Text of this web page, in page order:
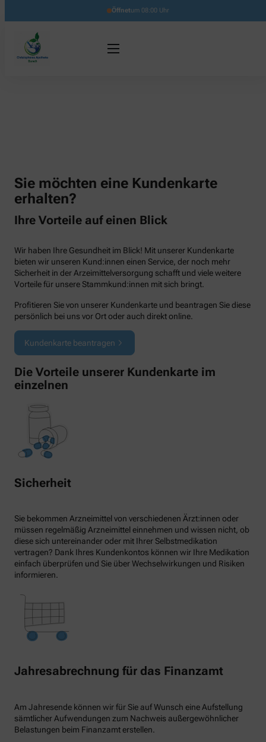
Öffnetum 08:00 Uhr
Sie möchten eine Kundenkarte
erhalten?
Ihre Vorteile auf einen Blick
Wir haben Ihre Gesundheit im Blick! Mit unserer Kundenkarte
bieten wir unseren Kund:innen einen Service, der noch mehr
Sicherheit in der Arzeimittelversorgung schafft und viele weitere
Vorteile für unsere Stammkund:innen mit sich bringt.
Profitieren Sie von unserer Kundenkarte und beantragen Sie diese
persönlich bei uns vor Ort oder auch direkt online.
Kundenkarte beantragen
Die Vorteile unserer Kundenkarte im
einzelnen
Sicherheit
Sie bekommen Arzneimittel von verschiedenen Ärzt:innen oder
müssen regelmäßig Arzneimittel einnehmen und wissen nicht, ob
diese sich untereinander oder mit Ihrer Selbstmedikation
vertragen? Dank Ihres Kundenkontos können wir Ihre Medikation
einfach überprüfen und Sie über Wechselwirkungen und Risiken
informieren.
Jahresabrechnung für das Finanzamt
Am Jahresende können wir für Sie auf Wunsch eine Aufstellung
sämtlicher Aufwendungen zum Nachweis außergewöhnlicher
Belastungen beim Finanzamt erstellen.